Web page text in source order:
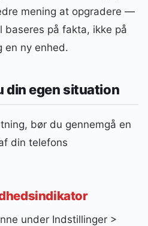
mening at opgradere —
baseres på fakta, ikke på
en ny enhed.
din egen situation
bør du gennemgå en
din telefons
under Indstillinger >